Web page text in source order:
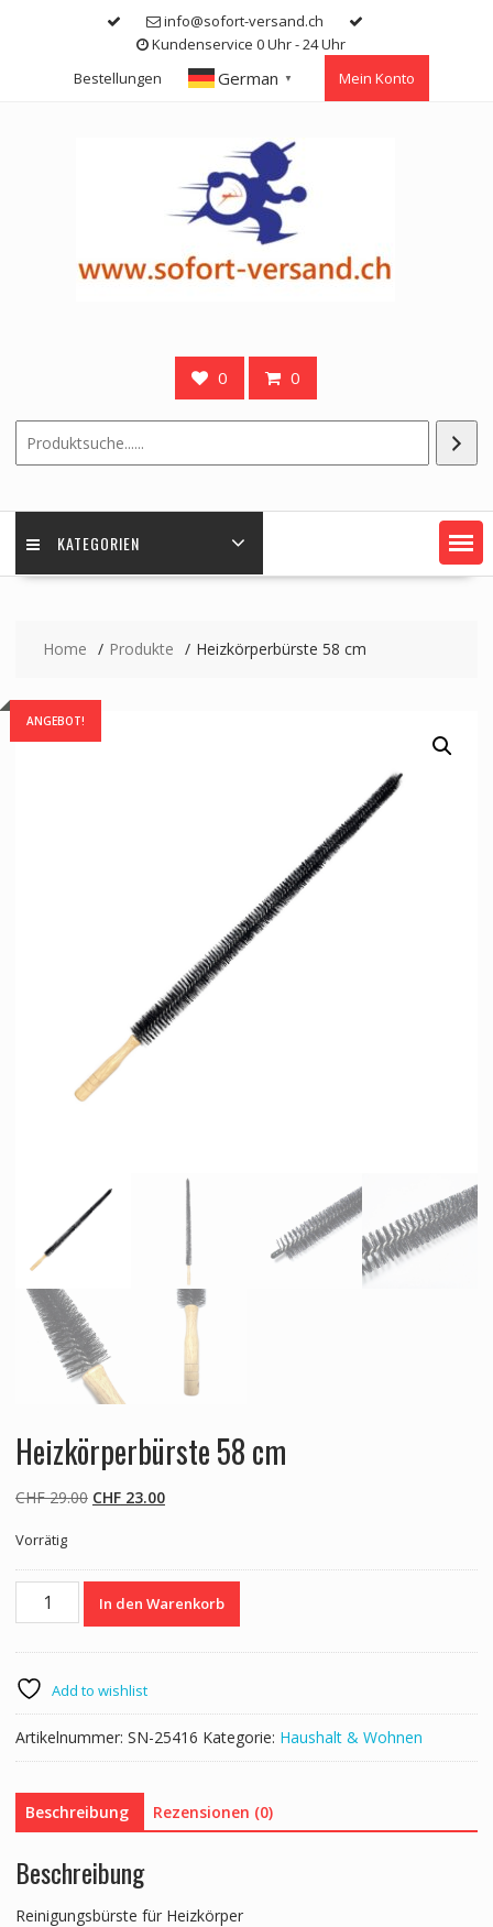
info@sofort-versand.ch
Kundenservice 0 Uhr - 24 Uhr
Bestellungen
German ▼ Mein Konto
0 0
KATEGORIEN
Home Produkte Heizkörperbürste 58 cm
ANGEBOT!
Heizkörperbürste 58 cm
CHF29.00 Ursprünglicher
CHF 29.00
CHF23.00Aktueller
CHF 23.00.
Vorrätig
Heizkörperbürste
In den Warenkorb
Add to wishlist
Artikelnummer: SN-25416 Kategorie: Haushalt & Wohnen
Beschreibung Rezensionen (0)
Beschreibung
Reinigungsbürste für Heizkörper